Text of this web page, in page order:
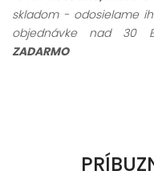
skladom - odosielame
objednávke nad 30
ZADARMO